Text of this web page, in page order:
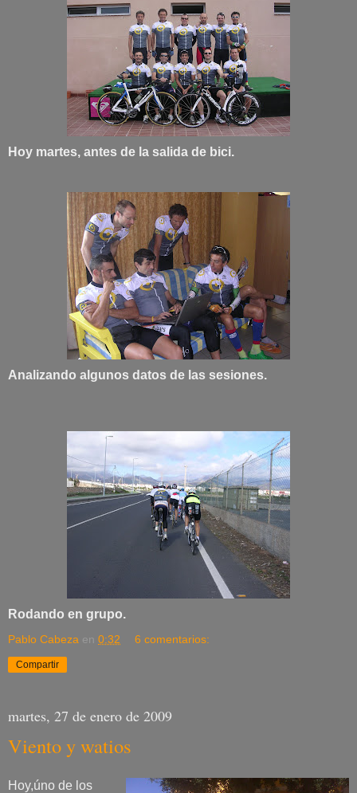
Hoy martes, antes de la salida de bici.
Analizando algunos datos de las sesiones.
Rodando en grupo.
Pablo Cabeza en 0:32 6 comentarios:
Compartir
martes, 27 de enero de 2009
Viento y watios
Hoy,úno de los